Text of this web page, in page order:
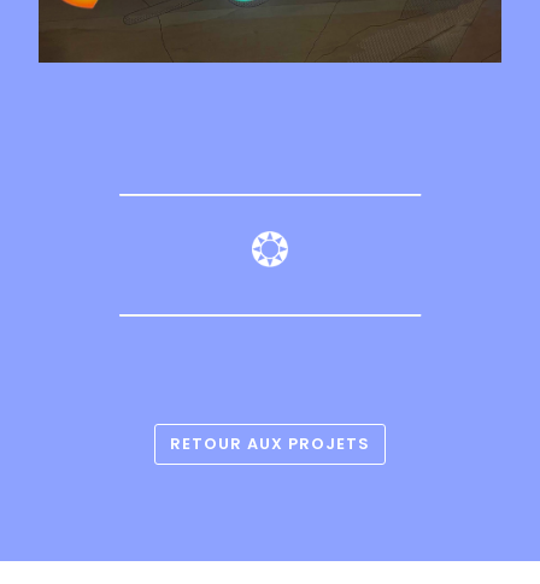
RETOUR AUX PROJETS